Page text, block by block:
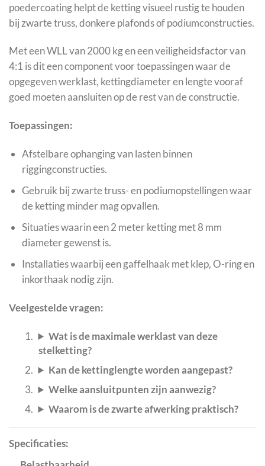
poedercoating helpt de ketting visueel rustig te houden
bij zwarte truss, donkere plafonds of podiumconstructies.
Met een WLL van 2000 kg en een veiligheidsfactor van
4:1 is dit een component voor toepassingen waar de
opgegeven werklast, kettingdiameter en lengte vooraf
goed moeten aansluiten op de rest van de constructie.
Toepassingen:
Afstelbare ophanging van lasten binnen
riggingconstructies.
Gebruik bij zwarte truss- en podiumopstellingen waar
de ketting minder mag opvallen.
Situaties waarin een 2 meter ketting met 8 mm
diameter gewenst is.
Installaties waarbij een gaffelhaak met klep, O-ring en
inkorthaak nodig zijn.
Veelgestelde vragen:
Wat is de maximale werklast van deze
stelketting?
Kan de kettinglengte worden aangepast?
Welke aansluitpunten zijn aanwezig?
Waarom is de zwarte afwerking praktisch?
Specificaties: